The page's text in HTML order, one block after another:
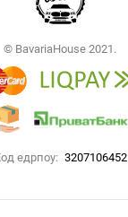
© BavariaHouse 2021.
едрпоу: 3207106452